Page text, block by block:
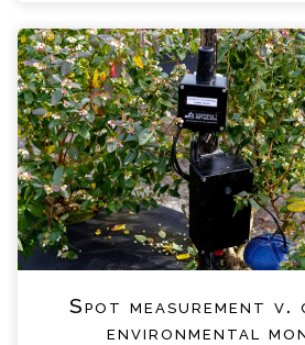
Spot measurement
environmental